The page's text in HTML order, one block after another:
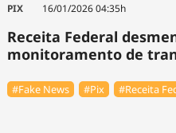
PIX 16/01/2026 04:35h
Receita Federal
monitoramento de
#Fake News #Pix #Receita